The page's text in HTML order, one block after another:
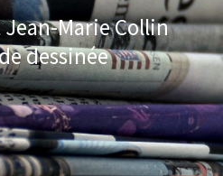
Marie Collin
dessinée